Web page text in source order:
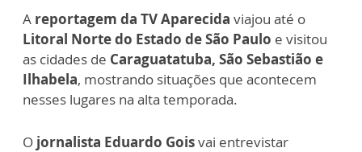
A reportagem da TV Aparecida viajou até o
Litoral Norte do Estado de São Paulo e visitou
as cidades de Caraguatatuba, São Sebastião e
Ilhabela, mostrando situações que acontecem
nesses lugares na alta temporada.
O jornalista Eduardo Goisvai entrevistar